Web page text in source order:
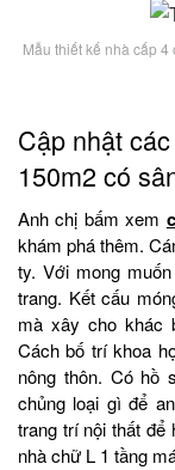
Mẫu thiết kế nhà cấp
Cập nhật
150m2 có
Anh chị bấm xem
khám phá thêm.
ty. Với mong
trang. Kết cấu
mà xây cho khác
Cách bố trí khoa
nông thôn. Có hồ
chủng loại gì để
trang trí nội thất để
nhà chữ L 1 tầng